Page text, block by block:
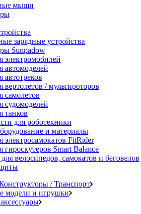
мыши
зарядные устройства
Sunpadow
электромобилей
автомоделей
автотреков
вертолетов / мультироторов
самолетов
судомоделей
танков
для роботехники
и материалы
электросамокатов FitRider
гироскутеров Smart Balance
велосипедов, самокатов и беговелов
/ Транспорт
модели и игрушки